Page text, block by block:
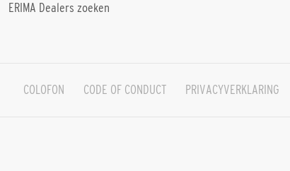
ERIMA Dealers zoeken
COLOFON CODE OF CONDUCT PRIVACYVERKLARING